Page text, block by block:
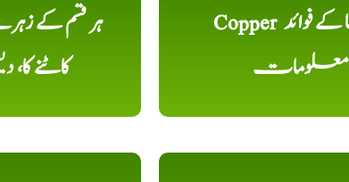
ہر قسم کے
کاٹنے
Copper تانبا کے فوائد
معلومات